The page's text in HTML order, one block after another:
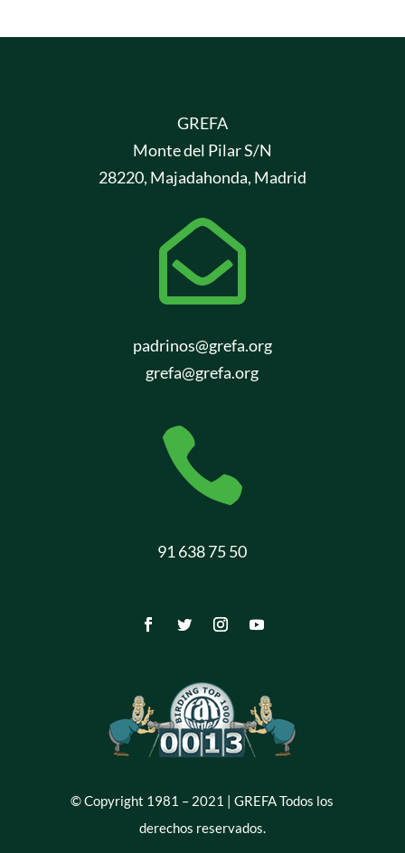
GREFA
Monte del Pilar S/N
28220, Majadahonda, Madrid

padrinos@grefa.org
grefa@grefa.org

91 638 75 50
© Copyright 1981 – 2021 | GREFA Todos los
derechos reservados.